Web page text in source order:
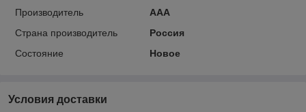
Производитель
ААА
Страна производитель
Россия
Состояние
Новое
Условия доставки